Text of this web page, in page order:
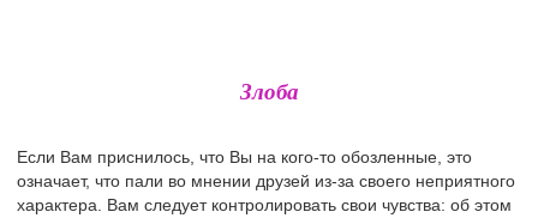
Злоба
Если Вам приснилось, что Вы на кого-то обозленные, это
означает, что пали во мнении друзей из-за своего неприятного
характера. Вам следует контролировать свои чувства: об этом